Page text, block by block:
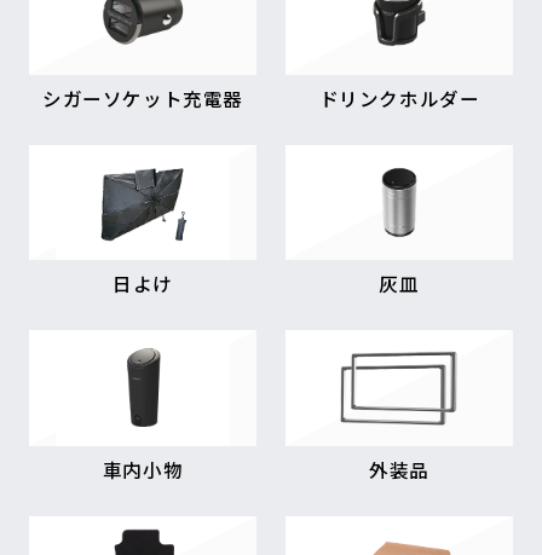
シガーソケット充電器 ドリンクホルダー
日よけ 灰皿
車内小物 外装品